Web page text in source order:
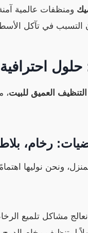
ومنظفات عالمية
التسبب في تآكل
حلول
التنظيف العميق للبيت،
: رخام،
ونحن نوليها
نعالج مشاكل تلميع